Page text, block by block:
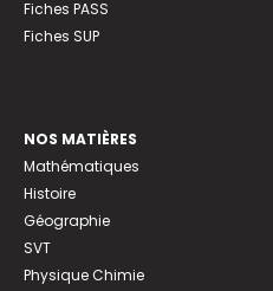
Fiches PASS
Fiches SUP
NOS MATIÈRES
Mathématiques
Histoire
Géographie
SVT
Physique Chimie